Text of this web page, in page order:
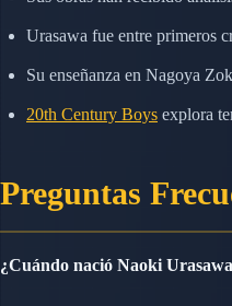
Urasawa fue entre primeros
Su enseñanza en Nagoya
20th Century Boys explora
Preguntas
¿Cuándo nació Naoki